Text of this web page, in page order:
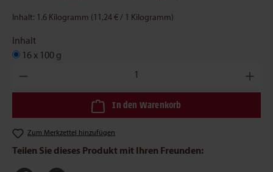
Inhalt: 1.6 Kilogramm (11,24 € / 1 Kilogramm)
Inhalt
16 x 100 g
Produkt Anzahl: Gib den gewünschten Wert ein oder benutze
In den Warenkorb
Zum Merkzettel hinzufügen
Teilen Sie dieses Produkt mit Ihren Freunden: